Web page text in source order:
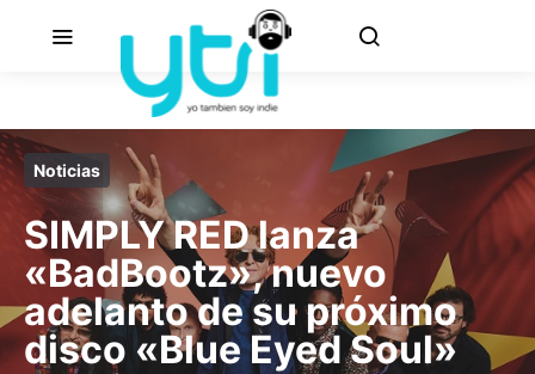
Noticias
SIMPLY RED lanza
«BadBootz», nuevo
adelanto de su próximo
disco «Blue Eyed Soul»